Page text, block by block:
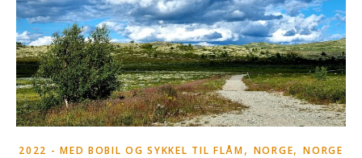
2022 - MED BOBIL OG SYKKEL TIL FLÅM, NORGE,NORGE